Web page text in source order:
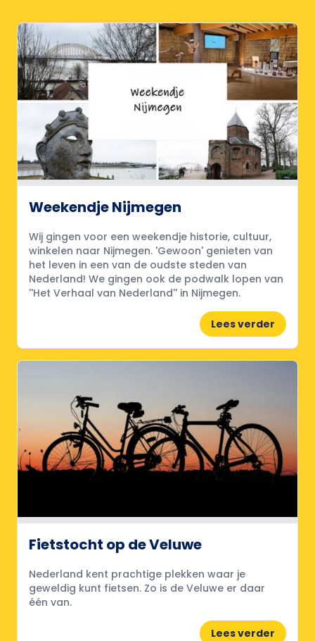
Weekendje Nijmegen
Wij gingen voor een weekendje historie, cultuur,
winkelen naar Nijmegen. 'Gewoon' genieten van
het leven in een van de oudste steden van
Nederland! We gingen ook de podwalk lopen van
''Het Verhaal van Nederland'' in Nijmegen.
Lees verder
Fietstocht op de Veluwe
Nederland kent prachtige plekken waar je
geweldig kunt fietsen. Zo is de Veluwe er daar
één van.
Lees verder